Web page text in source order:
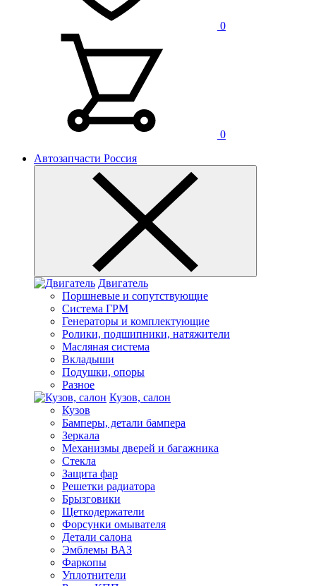
0
0
Автозапчасти Россия
Двигатель
Поршневые и сопутствующие
Система ГРМ
Генераторы и комплектующие
Ролики, подшипники, натяжители
Масляная система
Вкладыши
Подушки, опоры
Разное
Кузов, салон
Кузов
Бамперы, детали бампера
Зеркала
Механизмы дверей и багажника
Стекла
Защита фар
Решетки радиатора
Брызговики
Щеткодержатели
Форсунки омывателя
Детали салона
Эмблемы ВАЗ
Фаркопы
Уплотнители